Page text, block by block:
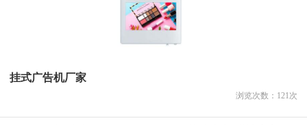
挂式广告机厂家
浏览次数： 121次